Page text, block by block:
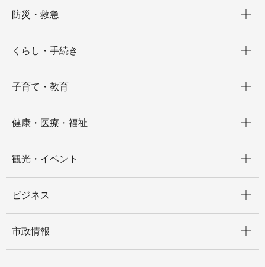
防災・救急
くらし・手続き
子育て・教育
健康・医療・福祉
観光・イベント
ビジネス
市政情報